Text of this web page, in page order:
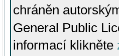
chráněn
General Public
informací klikněte